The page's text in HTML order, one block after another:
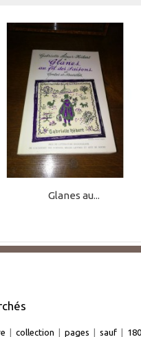
Glanes au...
| collection | pages | sauf |